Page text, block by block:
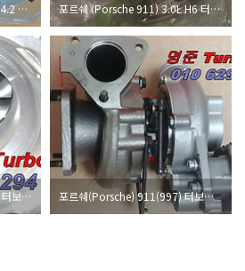
포르쉐(Porsche) Cayenne S 4.2 디젤 터보차저정보 <명준 Turbo ATD> 포르쉐 (Porsche 911) 3.0L H6 터보차저정보 <명준 Turbo ATD>
포르쉐 마칸(Macan)S/Turbo 터보차저정보 <명준 Turbo ATD> 포르쉐(Porsche) 911(997) 터보차저정보 <명준 Turbo ATD>